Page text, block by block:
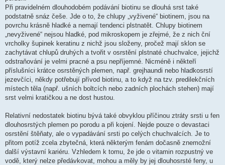
Při pravidelném dlouhodobém podávání biotinu se dlouhá srst také
podstatně snáz češe. Jde o to, že chlupy „vyživené“ biotinem, jsou na
povrchu krásně hladké a nemají tendenci plstnatět. Chlupy biotinem
„nevyživené“ nejsou hladké, pod mikroskopem je zřejmé, že z nich ční
vrcholky šupinek keratinu z nichž jsou složeny, pročež mají sklon se
zachytávat chlupů druhých a tvořit v osrstění plstnaté chuchvalce, jejichž
odstraňování je velmi pracné a psu nepříjemné. Nicméně i někteří
příslušníci krátce osrstěných plemen, např. grejhaundi nebo hladkosrstí
jezevčíci, někdy potřebují přívod biotinu, a to když na tzv. predilekčních
místech těla (např. ušních boltcích nebo zadních plochách stehen) mají
srst velmi kratičkou a ne dost hustou.
Relativní nedostatek biotinu bývá také obvyklou příčinou ztráty srsti u fen
dlouhosrstých plemen po porodu a při kojení. Nejde pouze o devastaci
osrstění štěňaty, ale o vypadávání srsti po celých chuchvalcích. Je to
přitom potíž zcela zbytečná, která některým fenám dočasně znemožní
další výstavní kariéru. Vzhledem k tomu, že jde o vitamin rozpustný ve
vodě, který nelze předávkovat, mohou a měly by jej dlouhosrsté feny, u